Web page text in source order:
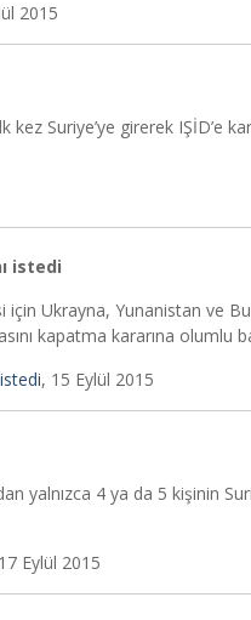
2015
Suriye’ye girerek IŞİD’e
istedi
için Ukrayna, Yunanistan ve
kapatma kararına olumlu
, 15 Eylül 2015
yalnızca 4 ya da 5 kişinin
Eylül 2015